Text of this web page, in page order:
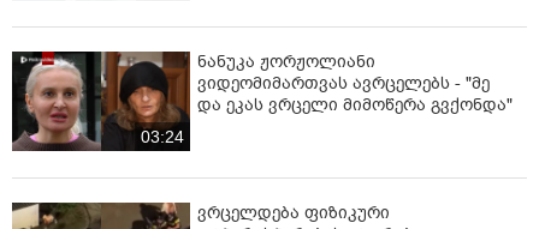
03:24
ნანუკა ჟორჟოლიანი
ვიდეომიმართვას ავრცელებს - "მე
და ეკას ვრცელი მიმოწერა გვქონდა"
ვრცელდება ფიზიკური